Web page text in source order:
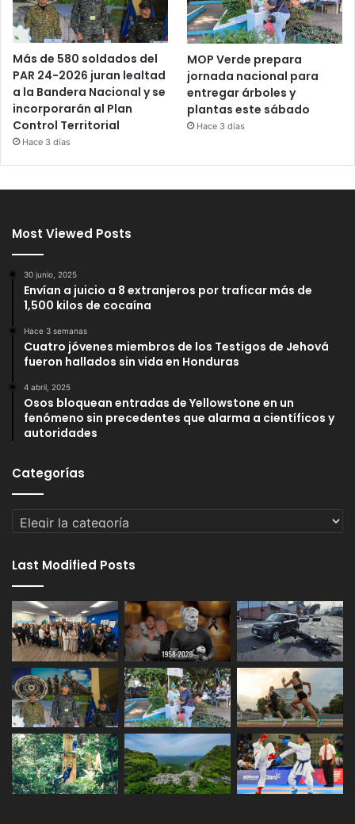
Más de 580 soldados del
PAR 24-2026 juran lealtad
a la Bandera Nacional y se
incorporarán al Plan
Control Territorial
Hace 3 días
MOP Verde prepara
jornada nacional para
entregar árboles y
plantas este sábado
Hace 3 días
Most Viewed Posts
30 junio, 2025
Envían a juicio a 8 extranjeros por traficar más de
1,500 kilos de cocaína
Hace 3 semanas
Cuatro jóvenes miembros de los Testigos de Jehová
fueron hallados sin vida en Honduras
4 abril, 2025
Osos bloquean entradas de Yellowstone en un
fenómeno sin precedentes que alarma a científicos y
autoridades
Categorías
Categorías
Last Modified Posts